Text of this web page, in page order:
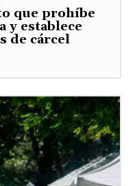
que prohíbe
y establece
de cárcel